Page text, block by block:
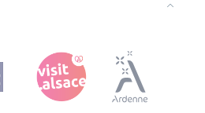
Tourisme Grand Est